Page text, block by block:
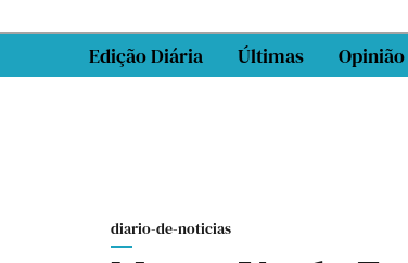
Edição Diária Últimas Opinião
diario-de-noticias